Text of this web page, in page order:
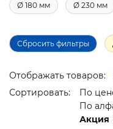
Ø 180 мм Ø 230 мм
Сбросить фильтры
Отображать товаров:
Сортировать:
По
По
Акция